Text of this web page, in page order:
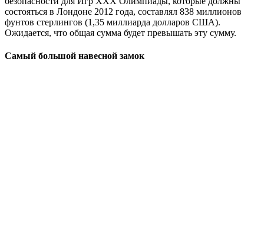
состояться в Лондоне 2012 года, составлял 838 миллионов
фунтов стерлингов (1,35 миллиарда долларов США).
Ожидается, что общая сумма будет превышать эту сумму.
Самый большой навесной замок